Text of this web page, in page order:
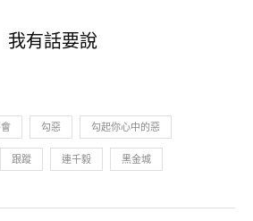
我有話要說
勾惡 勾起你心中的惡
跟蹤 連千毅 黑金城